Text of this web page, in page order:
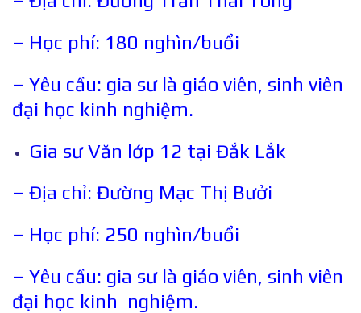
– Học phí: 180 nghìn/buổi
– Yêu cầu: gia sư là giáo viên, sinh viên
đại học kinh nghiệm.
Gia sư Văn lớp 12 tại Đắk Lắk
– Địa chỉ: Đường Mạc Thị Bưởi
– Học phí: 250 nghìn/buổi
– Yêu cầu: gia sư là giáo viên, sinh viên
đại học kinh nghiệm.